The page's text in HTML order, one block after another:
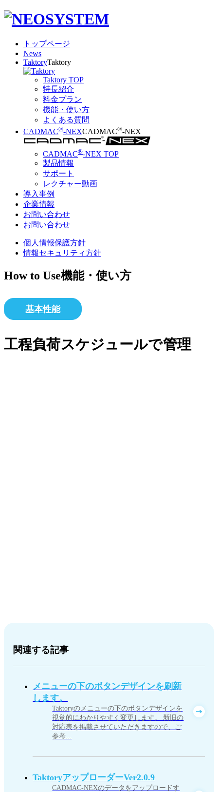
トップページ
News
TaktoryTaktory
Taktory TOP
特長紹介
料金プラン
機能・使い方
よくある質問
CADMAC®-NEXCADMAC®-NEX
CADMAC®-NEX TOP
製品情報
サポート
レクチャー動画
導入事例
企業情報
お問い合わせ
お問い合わせ
個人情報保護方針
情報セキュリティ方針
How to Use機能・使い方
基本性能
工程負荷スケジュールで管理
関連する記事
メニューの下のボタンデザインを刷新
します。
Taktoryのメニューの下のボタンデザインを
視覚的にわかりやすく変更します。 新旧の
対応表を掲載させていただきますので、ご
参考...
TaktoryアップローダーVer2.0.9
CADMAC-NEXのデータをアップロードす